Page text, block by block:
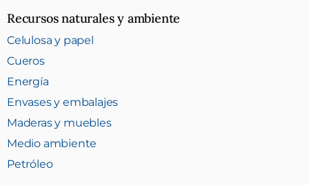
Recursos naturales y ambiente
Celulosa y papel
Cueros
Energía
Envases y embalajes
Maderas y muebles
Medio ambiente
Petróleo